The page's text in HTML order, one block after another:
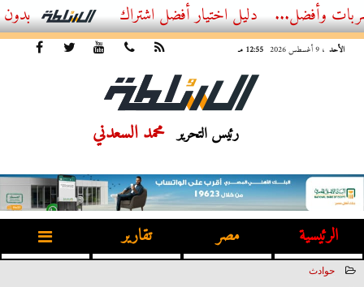
أفضل اشتراك IPTV بدون تقطيع 2026 – دليل المشاهد العصري
الأحد ، 9 أغسطس 2026 12:55 مـ
رئيس التحرير محمد السعدني
الرئيسية مصر تقارير
حوادث